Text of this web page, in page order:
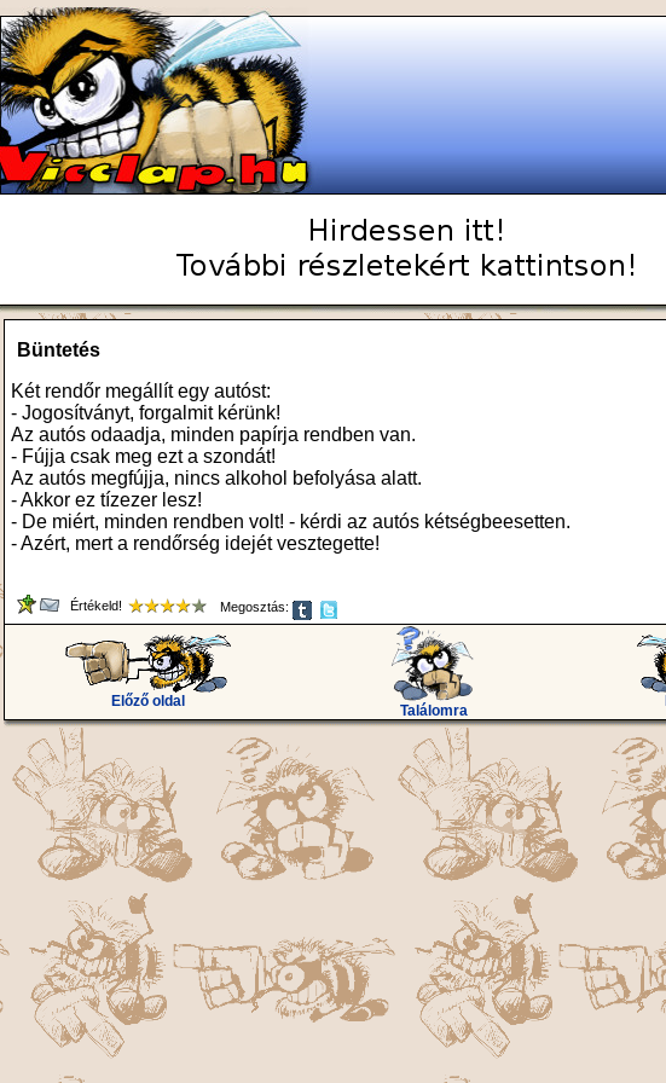
Büntetés
Két rendőr megállít egy autóst:
- Jogosítványt, forgalmit kérünk!
Az autós odaadja, minden papírja rendben van.
- Fújja csak meg ezt a szondát!
Az autós megfújja, nincs alkohol befolyása alatt.
- Akkor ez tízezer lesz!
- De miért, minden rendben volt! - kérdi az autós kétségbeesetten.
- Azért, mert a rendőrség idejét vesztegette!
Értékeld! Megosztás:
Előző oldal
Találomra